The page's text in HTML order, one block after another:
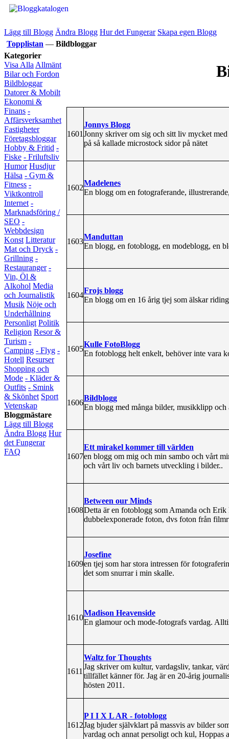
Lägg till Blogg Ändra Blogg Hur det Fungerar Skapa egen Blogg
Topplistan — Bildbloggar
Kategorier
Visa Alla Allmänt
Bilar och Fordon
Bildbloggar
Datorer & Mobilt
Ekonomi &
Finans -
Affärsverksamhet
Fastigheter
Företagsbloggar
Hobby & Fritid -
Fiske - Friluftsliv
Humor Husdjur
Hälsa - Gym &
Fitness -
Viktkontroll
Internet -
Marknadsföring /
SEO -
Webbdesign
Konst Litteratur
Mat och Dryck -
Grillning -
Restauranger -
Vin, Öl &
Alkohol Media
och Journalistik
Musik Nöje och
Underhållning
Personligt Politik
Religion Resor &
Turism -
Camping - Flyg -
Hotell Resurser
Shopping och
Mode - Kläder &
Outfits - Smink
& Skönhet Sport
Vetenskap
Bloggmästare
Lägg till Blogg
Ändra Blogg Hur
det Fungerar
FAQ
1601
Jonnys Blogg
Jonny skriver om sig och sitt liv mycket
på så kallade microstock sidor på nätet
1602
Madelenes
En blogg om en fotograferande,
1603
Manduttan
En blogg, en fotoblogg, en modeblogg, en
1604
Frojs blogg
En blogg om en 16 årig tjej som älskar
1605
Kulle FotoBlogg
En fotoblogg helt enkelt, behöver inte vara
1606
Bildblogg
En blogg med många bilder, musikklipp och
1607
Ett mirakel kommer till världen
en blogg om mig och min sambo och vårt
och vårt liv och barnets utveckling i bilder..
1608
Between our Minds
Detta är en fotoblogg som Amanda och
dubbelexponerade foton, dvs foton från
1609
Josefine
en tjej som har stora intressen för
det som snurrar i min skalle.
1610
Madison Heavenside
En glamour och mode-fotografs vardag.
1611
Waltz for Thoughts
Jag skriver om kultur, vardagsliv, tankar,
tillfället känner för. Jag är en 20-årig
hösten 2011.
1612
P I I X L AR - fotoblogg
Jag bjuder självklart på massvis av bilder
vardag och annat persoligt och kul, Hoppas